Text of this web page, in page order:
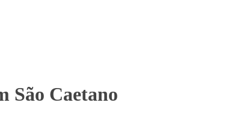
São Caetano